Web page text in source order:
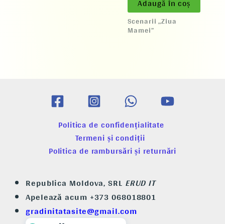
Adaugă în coș
Scenarii „Ziua
Mamei”
Politica de confidențialitate
Termeni și condiții
Politica de rambursări și returnări
Republica Moldova, SRL ERUD IT
Apelează acum +373 068018801
gradinitatasite@gmail.com